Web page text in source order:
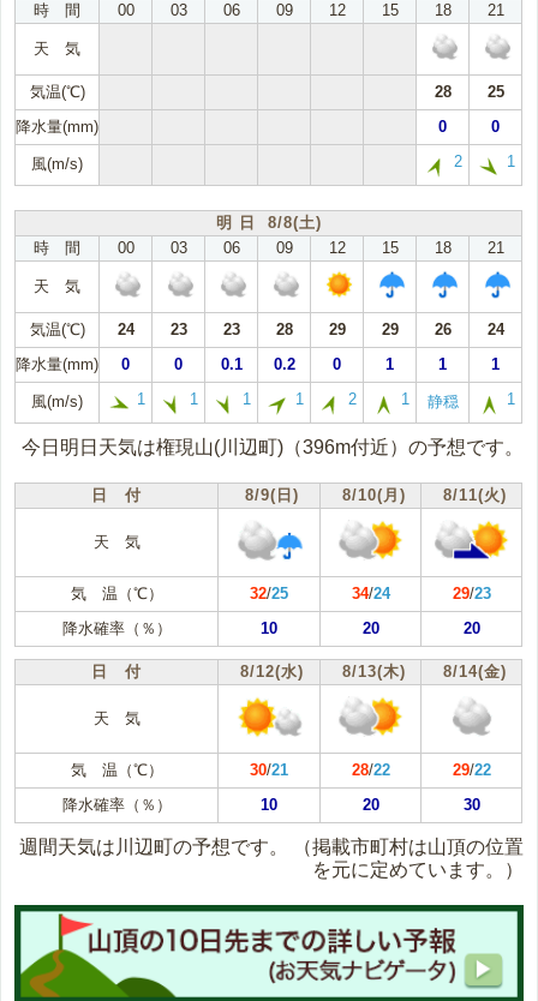
時 間
00 03 06 09 12 15 18 21
天 気
気温(℃) 28
25
降水量(mm)
0 0
風(m/s) 2 1
明 日 8/8(土)
時 間
00 03 06 09 12 15 18 21
天 気
気温(℃) 24 23 23 28 29 29 26
24
降水量(mm)
0 0 0.1 0.2 0 1 1 1
風(m/s) 1 1 1 1 2 1 静穏 1
今日明日天気は権現山(川辺町)（396m付近）の予想です。
日 付 8/9(日) 8/10(月) 8/11(火)
天 気
気 温（℃） 32/25 34/24 29/23
降水確率（％）
10 20 20
日 付 8/12(水) 8/13(木) 8/14(金)
天 気
気 温（℃） 30/21 28/22 29/22
降水確率（％）
10 20 30
週間天気は川辺町の予想です。
（掲載市町村は山頂の位置
を元に定めています。）